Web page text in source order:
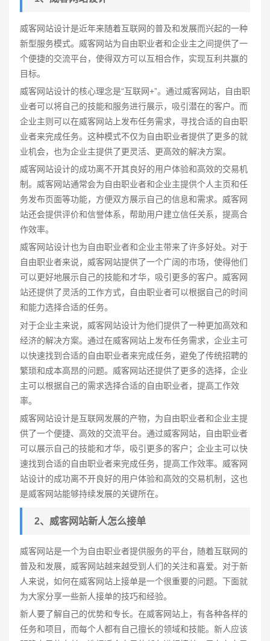
威客网站设计是近年来随着互联网的普及和发展而兴起的一种
新型服务模式。威客网站为自由职业者和企业主之间提供了一
个便捷的交流平台，使得双方可以互相合作，实现互利共赢的
目标。
威客网站设计的核心理念是“互联网+”。通过威客网站，自由职
业者可以将自己的技能和服务进行展示，吸引潜在的客户。而
企业主则可以在威客网站上发布任务需求，寻找合适的自由职
业者来完成任务。这种模式不仅为自由职业者提供了更多的就
业机会，也为企业主提供了更灵活、更高效的解决方案。
威客网站设计的成功离不开其良好的用户体验和高效的交易机
制。威客网站通常会为自由职业者和企业主提供个人主页和任
务发布页面等功能，方便双方展示自己的信息和需求。威客网
站还会提供评价和信誉体系，帮助用户建立信任关系，提高合
作效率。
威客网站设计也为自由职业者和企业主带来了许多好处。对于
自由职业者来说，威客网站提供了一个广阔的市场，使得他们
可以更好地展示自己的技能和才华，吸引更多的客户。威客网
站还提供了灵活的工作方式，自由职业者可以根据自己的时间
和能力选择合适的任务。
对于企业主来说，威客网站设计为他们提供了一种更加高效和
经济的解决方案。通过在威客网站上发布任务需求，企业主可
以快速找到合适的自由职业者来完成任务，避免了传统招聘的
繁琐和成本高昂的问题。威客网站还提供了更多的选择，企业
主可以根据自己的需求选择合适的自由职业者，提高工作效
率。
威客网站设计是互联网发展的产物，为自由职业者和企业主提
供了一个便捷、高效的交流平台。通过威客网站，自由职业者
可以展示自己的技能和才华，吸引更多的客户；企业主可以快
速找到合适的自由职业者来完成任务，提高工作效率。威客网
站设计的成功离不开良好的用户体验和高效的交易机制，这也
是威客网站能够持续发展的关键所在。
2、威客网站新人怎么接单
威客网站是一个为自由职业者提供服务的平台，随着互联网的
普及和发展，威客网站越来越受到人们的关注和喜爱。对于新
人来说，如何在威客网站上接单是一个很重要的问题。下面就
为大家分享一些新人接单的技巧和经验。
新人要了解自己的优势和专长。在威客网站上，有各种各样的
任务和项目，而每个人都有自己擅长的领域和技能。新人应该